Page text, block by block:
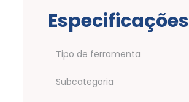
Especificações
Tipo de ferramenta
Subcategoria